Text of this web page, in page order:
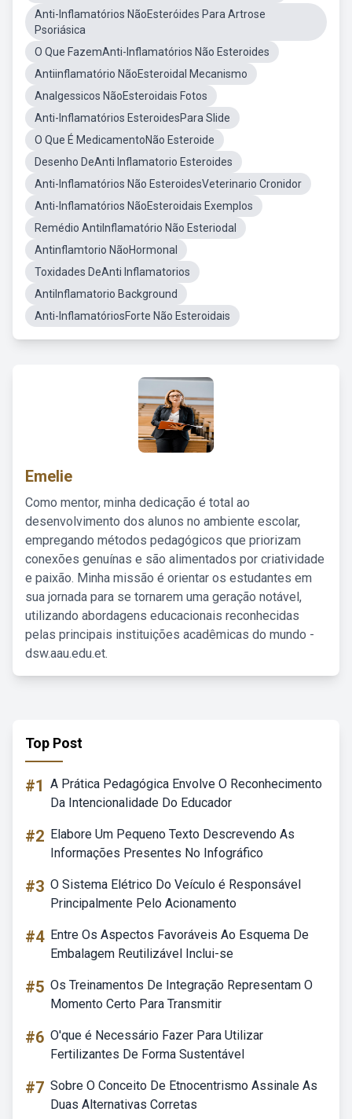
Anti-Inflamatórios NãoEsteróides Para Artrose
Psoriásica
O Que FazemAnti-Inflamatórios Não Esteroides
Antiinflamatório NãoEsteroidal Mecanismo
Analgessicos NãoEsteroidais Fotos
Anti-Inflamatórios EsteroidesPara Slide
O Que É MedicamentoNão Esteroide
Desenho DeAnti Inflamatorio Esteroides
Anti-Inflamatórios Não EsteroidesVeterinario Cronidor
Anti-Inflamatórios NãoEsteroidais Exemplos
Remédio AntiInflamatório Não Esteriodal
Antinflamtorio NãoHormonal
Toxidades DeAnti Inflamatorios
AntiInflamatorio Background
Anti-InflamatóriosForte Não Esteroidais
Emelie
Como mentor, minha dedicação é total ao
desenvolvimento dos alunos no ambiente escolar,
empregando métodos pedagógicos que priorizam
conexões genuínas e são alimentados por criatividade
e paixão. Minha missão é orientar os estudantes em
sua jornada para se tornarem uma geração notável,
utilizando abordagens educacionais reconhecidas
pelas principais instituições acadêmicas do mundo -
dsw.aau.edu.et.
Top Post
#1 A Prática Pedagógica Envolve O Reconhecimento
Da Intencionalidade Do Educador
#2 Elabore Um Pequeno Texto Descrevendo As
Informações Presentes No Infográfico
#3 O Sistema Elétrico Do Veículo é Responsável
Principalmente Pelo Acionamento
#4 Entre Os Aspectos Favoráveis Ao Esquema De
Embalagem Reutilizável Inclui-se
#5 Os Treinamentos De Integração Representam O
Momento Certo Para Transmitir
#6 O'que é Necessário Fazer Para Utilizar
Fertilizantes De Forma Sustentável
#7 Sobre O Conceito De Etnocentrismo Assinale As
Duas Alternativas Corretas